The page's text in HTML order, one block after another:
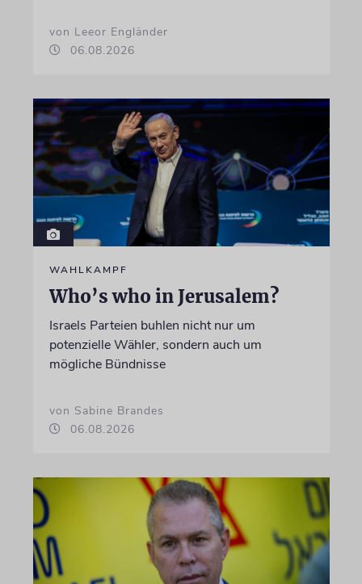
von Leeor Engländer
06.08.2026
WAHLKAMPF
Who’s who in Jerusalem?
Israels Parteien buhlen nicht nur um
potenzielle Wähler, sondern auch um
mögliche Bündnisse
von Sabine Brandes
06.08.2026